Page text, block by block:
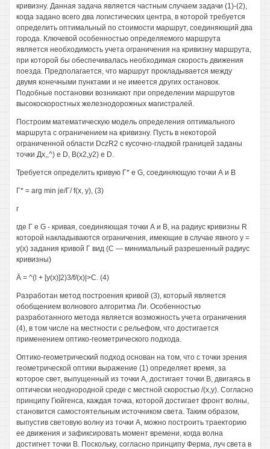
кривизну. Данная задача является частным случаем задачи (1)-(2),
когда задано всего два логистических центра, в которой требуется
определить оптимальный по стоимости маршрут, соединяющий два
города. Ключевой особенностью определяемого маршрута
является необходимость учета ограничения на кривизну маршрута,
при которой бы обеспечивалась необходимая скорость движения
поезда. Предполагается, что маршрут прокладывается между
двумя конечными пунктами и не имеется других остановок.
Подобные постановки возникают при определении маршрутов
высокоскоростных железнодорожных магистралей.
Построим математическую модель определения оптимального
маршрута с ограничением на кривизну. Пусть в некоторой
ограниченной области DczR2 с кусочно-гладкой границей заданы
точки Дх,,^) е D, В(х2,у2) е D.
Требуется определить кривую Г* е G, соединяющую точки А и В
Г* = arg min je/Г/ f(x, у), (3)
г
где Г е G - кривая, соединяющая точки А и В, на радиус кривизны R
которой накладываются ограничения, имеющие в случае явного у =
у(х) задания кривой Г вид (С — минимальный разрешенный радиус
кривизны)
Ä = ^(l + [y(x)]2)3/f/(x)|>C. (4)
Разработан метод построения кривой (3), который является
обобщением волнового алгоритма Ли. Особенностью
разработанного метода является возможность учета ограничения
(4), в том числе на местности с рельефом, что достигается
применением оптико-геометрического подхода.
Оптико-геометрический подход основан на том, что с точки зрения
геометрической оптики выражение (1) определяет время, за
которое свет, выпущенный из точки А, достигает точки В, двигаясь в
оптически неоднородной среде с местной скоростью /(х,у). Согласно
принципу Гюйгенса, каждая точка, которой достигает фронт волны,
становится самостоятельным источником света. Таким образом,
выпустив световую волну из точки А, можно построить траекторию
ее движения и зафиксировать момент времени, когда волна
достигнет точки В. Поскольку, согласно принципу Ферма, луч света в